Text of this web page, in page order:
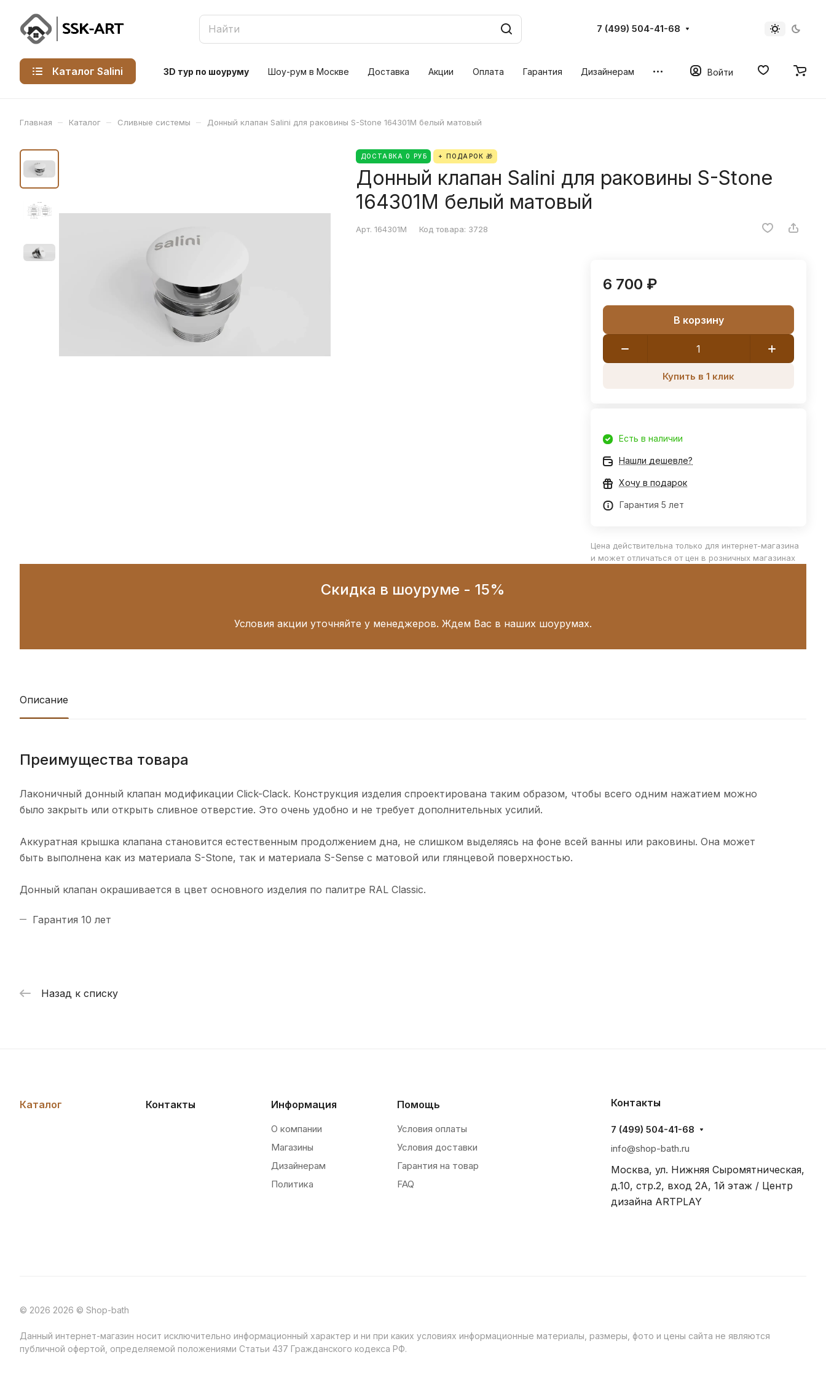
7 (499) 504-41-68
Каталог Salini 3D тур по шоуруму Шоу-рум в Москве Доставка Акции Оплата Гарантия Дизайнерам Войти
Главная – Каталог – Сливные системы – Донный клапан Salini для раковины S-Stone 164301M белый матовый
ДОСТАВКА 0 РУБ + ПОДАРОК 🎁
Донный клапан Salini для раковины S-Stone
164301M белый матовый
Арт. 164301M Код товара: 3728
6 700 ₽
В корзину
Купить в 1 клик
Есть в наличии
Нашли дешевле?
Хочу в подарок
Гарантия 5 лет
Цена действительна только для интернет-магазина
и может отличаться от цен в розничных магазинах
Скидка в шоуруме - 15%
Условия акции уточняйте у менеджеров. Ждем Вас в наших шоурумах.
Описание
Преимущества товара
Лаконичный донный клапан модификации Click-Clack. Конструкция изделия спроектирована таким образом, чтобы всего одним нажатием можно
было закрыть или открыть сливное отверстие. Это очень удобно и не требует дополнительных усилий.
Аккуратная крышка клапана становится естественным продолжением дна, не слишком выделяясь на фоне всей ванны или раковины. Она может
быть выполнена как из материала S-Stone, так и материала S-Sense с матовой или глянцевой поверхностью.
Донный клапан окрашивается в цвет основного изделия по палитре RAL Classic.
Гарантия 10 лет
Назад к списку
Каталог Контакты Информация
О компании
Магазины
Дизайнерам
Политика
Помощь
Условия оплаты
Условия доставки
Гарантия на товар
FAQ
Контакты
7 (499) 504-41-68
info@shop-bath.ru
Москва, ул. Нижняя Сыромятническая,
д.10, стр.2, вход 2A, 1й этаж / Центр
дизайна ARTPLAY
© 2026 2026 © Shop-bath
Данный интернет-магазин носит исключительно информационный характер и ни при каких условиях информационные материалы, размеры, фото и цены сайта не являются
публичной офертой, определяемой положениями Статьи 437 Гражданского кодекса РФ.